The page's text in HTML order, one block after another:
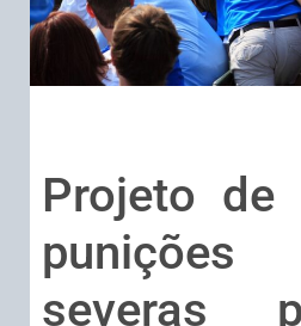
Projeto de
severas